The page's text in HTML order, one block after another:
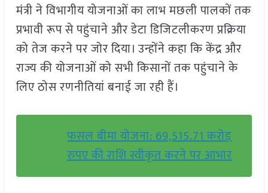
मंत्री ने विभागीय योजनाओं का लाभ मछली पालकों तक
प्रभावी रूप से पहुंचाने और डेटा डिजिटलीकरण प्रक्रिया
को तेज करने पर जोर दिया। उन्होंने कहा कि केंद्र और
राज्य की योजनाओं को सभी किसानों तक पहुंचाने के
लिए ठोस रणनीतियां बनाई जा रही हैं।
फसल बीमा योजना: 69,515.71 करोड़
रुपए की राशि स्वीकृत करने पर आभार